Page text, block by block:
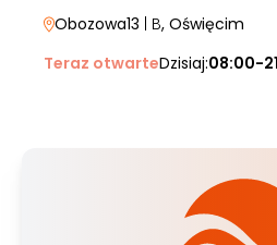
Obozowa13 | B, Oświęcim
Teraz otwarteDzisiaj:08:00-